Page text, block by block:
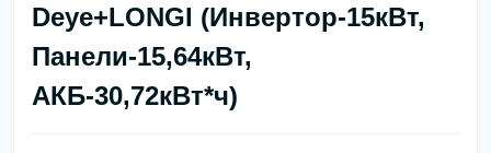
Deye+LONGI (Инвертор-15кВт,
Панели-15,64кВт,
АКБ-30,72кВт*ч)